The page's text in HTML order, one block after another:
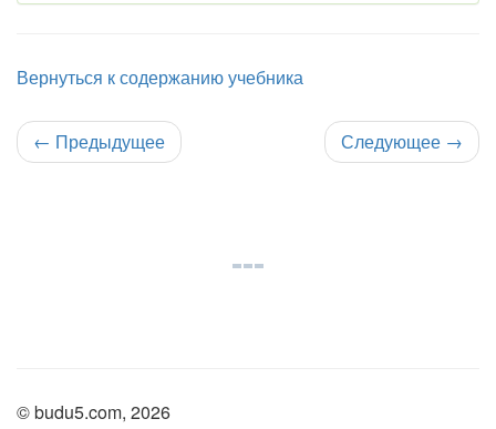
Вернуться к содержанию учебника
← Предыдущее Следующее →
© budu5.com, 2026